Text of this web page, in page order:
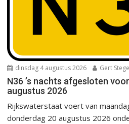
dinsdag 4 augustus 2026 Gert
N36 ’s nachts afgesloten
augustus 2026
Rijkswaterstaat voert van
donderdag 20 augustus 2026